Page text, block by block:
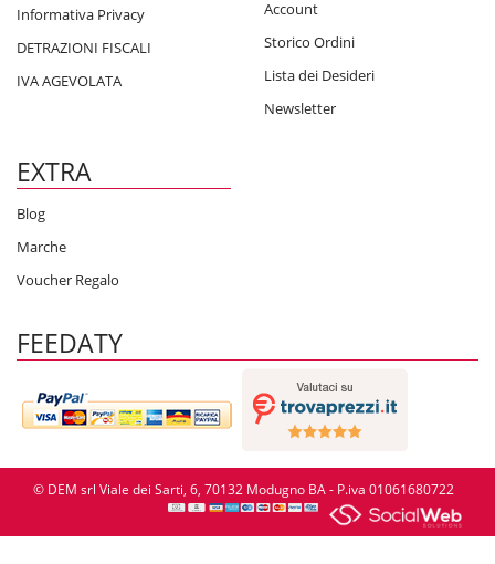
Informativa Privacy
DETRAZIONI FISCALI
IVA AGEVOLATA
Account
Storico Ordini
Lista dei Desideri
Newsletter
EXTRA
Blog
Marche
Voucher Regalo
FEEDATY
© DEM srl Viale dei Sarti, 6, 70132 Modugno BA - P.iva 01061680722